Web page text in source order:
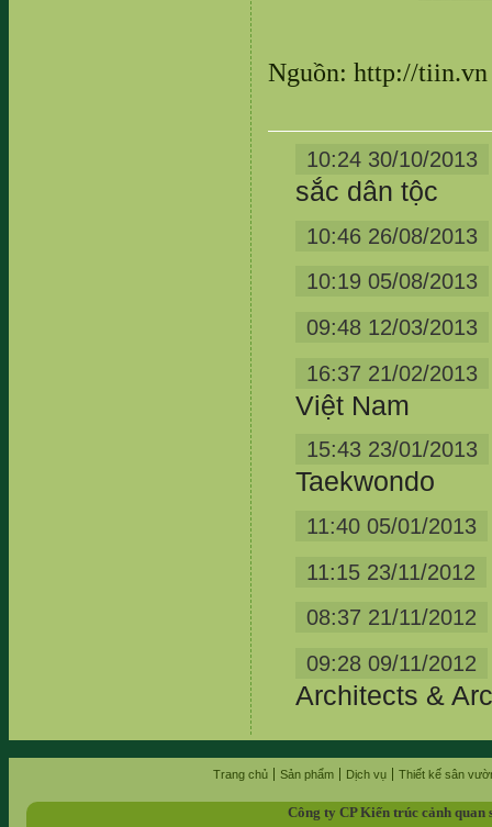
Nguồn: http://tiin.vn
10:24 30/10/2013
sắc dân tộc
10:46 26/08/2013
10:19 05/08/2013
09:48 12/03/2013
16:37 21/02/2013
Việt Nam
15:43 23/01/2013
Taekwondo
11:40 05/01/2013
11:15 23/11/2012
08:37 21/11/2012
09:28 09/11/2012
Architects &
Trang chủ Sản phẩm Dịch vụ Thiết kế sân
Công ty CP Kiến trúc cảnh